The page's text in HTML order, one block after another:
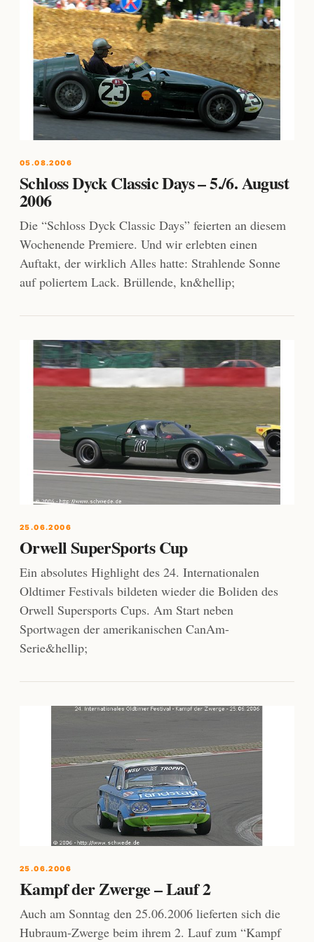
05.08.2006
Schloss Dyck Classic Days – 5./6. August
2006
Die “Schloss Dyck Classic Days” feierten an diesem
Wochenende Premiere. Und wir erlebten einen
Auftakt, der wirklich Alles hatte: Strahlende Sonne
auf poliertem Lack. Brüllende, kn&hellip;
25.06.2006
Orwell SuperSports Cup
Ein absolutes Highlight des 24. Internationalen
Oldtimer Festivals bildeten wieder die Boliden des
Orwell Supersports Cups. Am Start neben
Sportwagen der amerikanischen CanAm-
Serie&hellip;
25.06.2006
Kampf der Zwerge – Lauf 2
Auch am Sonntag den 25.06.2006 lieferten sich die
Hubraum-Zwerge beim ihrem 2. Lauf zum “Kampf